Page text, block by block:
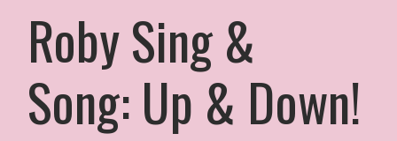
Roby Sing &
Song: Up & Down!